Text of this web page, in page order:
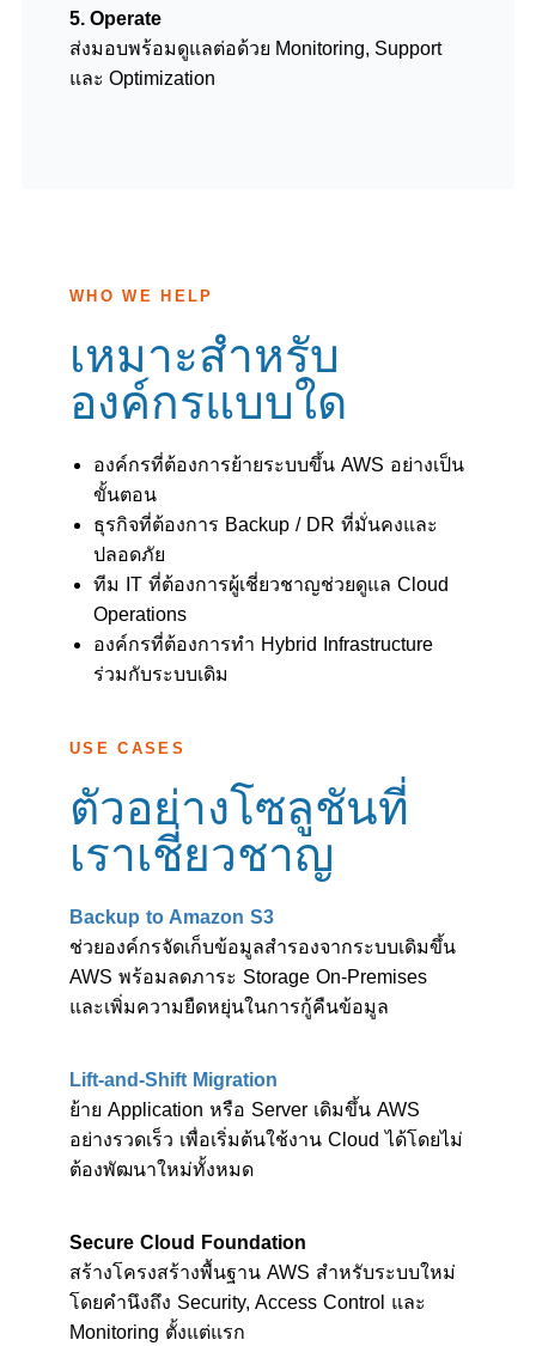
5. Operate
ส่งมอบพร้อมดูแลต่อด้วย Monitoring, Support
และ Optimization
WHO WE HELP
เหมาะสำหรับ
องค์กรแบบใด
องค์กรที่ต้องการย้ายระบบขึ้น AWS อย่างเป็น
ขั้นตอน
ธุรกิจที่ต้องการ Backup / DR ที่มั่นคงและ
ปลอดภัย
ทีม IT ที่ต้องการผู้เชี่ยวชาญช่วยดูแล Cloud
Operations
องค์กรที่ต้องการทำ Hybrid Infrastructure
ร่วมกับระบบเดิม
USE CASES
ตัวอย่างโซลูชันที่
เราเชี่ยวชาญ
Backup to Amazon S3
ช่วยองค์กรจัดเก็บข้อมูลสำรองจากระบบเดิมขึ้น
AWS พร้อมลดภาระ Storage On-Premises
และเพิ่มความยืดหยุ่นในการกู้คืนข้อมูล
Lift-and-Shift Migration
ย้าย Application หรือ Server เดิมขึ้น AWS
อย่างรวดเร็ว เพื่อเริ่มต้นใช้งาน Cloud ได้โดยไม่
ต้องพัฒนาใหม่ทั้งหมด
Secure Cloud Foundation
สร้างโครงสร้างพื้นฐาน AWS สำหรับระบบใหม่
โดยคำนึงถึง Security, Access Control และ
Monitoring ตั้งแต่แรก